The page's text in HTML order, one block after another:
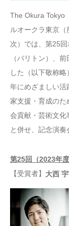
The Okura Tokyo
ルオークラ東京
次）では、第25
（バリトン）、
した（以下敬称
年にめざましい活
家支援・育成のた
会貢献・芸術文
と併せ、記念演奏
第25回（2023年
【受賞者】 大西